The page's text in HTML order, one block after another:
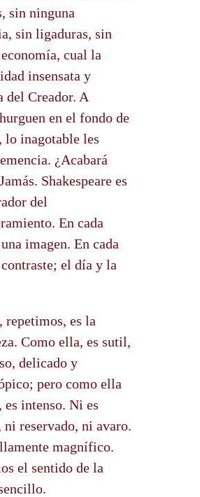
sin ninguna
sin ligaduras, sin
cual la
insensata y
del Creador. A
en el fondo de
lo inagotable les
¿Acabará
Shakespeare es
del
En cada
imagen. En cada
el día y la
repetimos, es la
Como ella, es sutil,
delicado y
pero como ella
es intenso. Ni es
ni reservado, ni avaro.
magnífico.
el sentido de la